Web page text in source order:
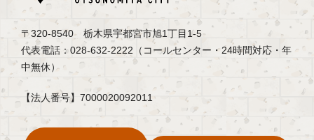
〒320-8540 栃木県宇都宮市旭1丁目1-5
代表電話：028-632-2222（コールセンター・24時間対応・年
中無休）
【法人番号】7000020092011